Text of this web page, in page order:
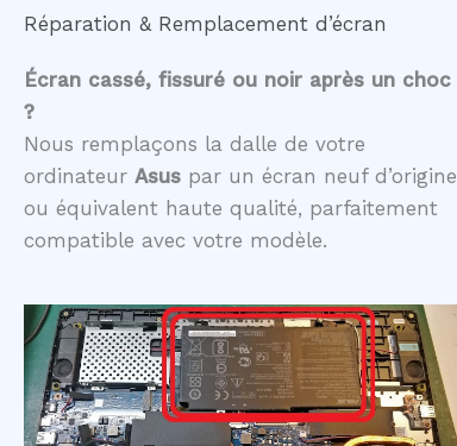
Réparation & Remplacement d’écran
Écran cassé, fissuré ou noir après un choc
?
Nous remplaçons la dalle de votre
ordinateur Asus par un écran neuf d’origine
ou équivalent haute qualité, parfaitement
compatible avec votre modèle.